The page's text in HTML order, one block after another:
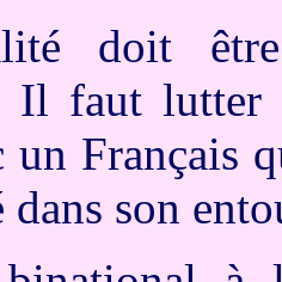
doit
Il faut
un Français
son